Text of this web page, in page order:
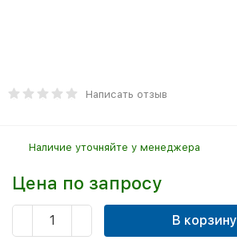
Написать отзыв
Наличие уточняйте у менеджера
Цена по запросу
В корзину